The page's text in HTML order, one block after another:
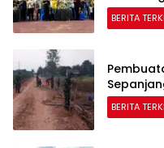
BERITA
BERITA